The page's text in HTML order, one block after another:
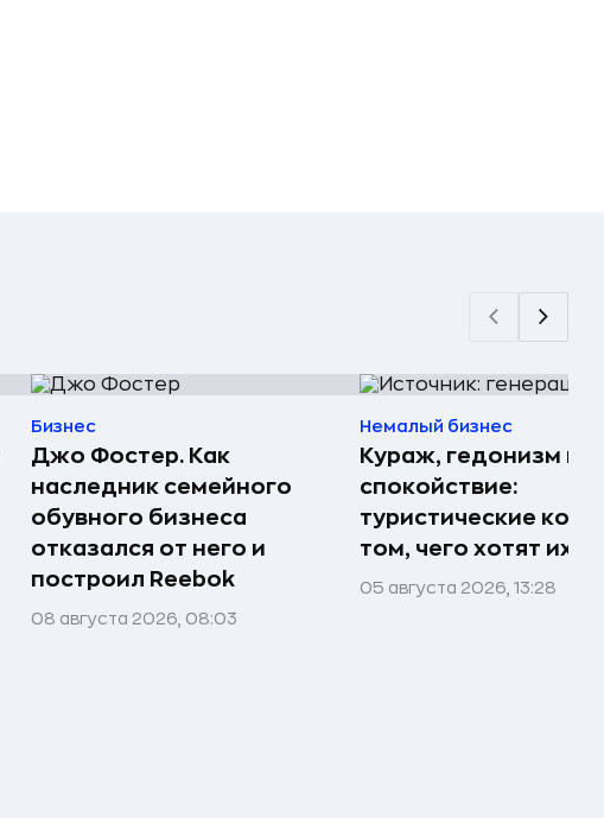
Бизнес
Джо Фостер. Как
наследник семейного
обувного бизнеса
отказался от него и
построил Reebok
08 августа 2026, 08:03
Немалый бизнес
Кураж, гедонизм и
спокойствие:
туристические
том, чего хотят их
05 августа 2026, 13:28